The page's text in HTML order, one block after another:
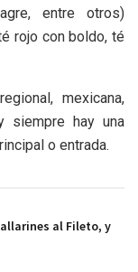
entre otros)
rojo con boldo, té
mexicana,
siempre hay una
o entrada.
al Fileto, y